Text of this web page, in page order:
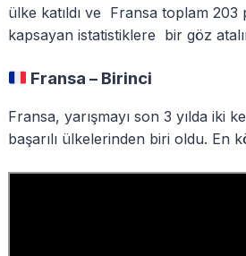
ülke katıldı ve Fransa toplam 203
kapsayan istatistiklere bir göz
Fransa – Birinci
Fransa, yarışmayı son 3 yılda iki
başarılı ülkelerinden biri oldu. En